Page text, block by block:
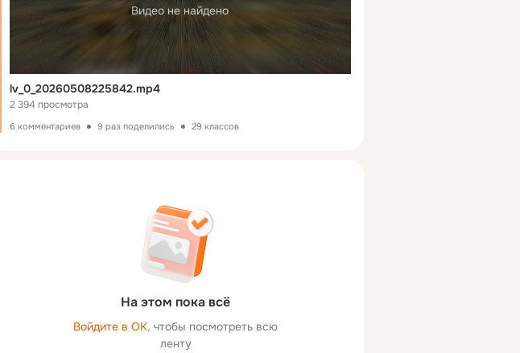
Видео не найдено
lv_0_20260508225842.mp4
2 394 просмотра
6 комментариев 9 раз поделились 29 классов
На этом пока всё
Войдите в ОК, чтобы посмотреть всю
ленту